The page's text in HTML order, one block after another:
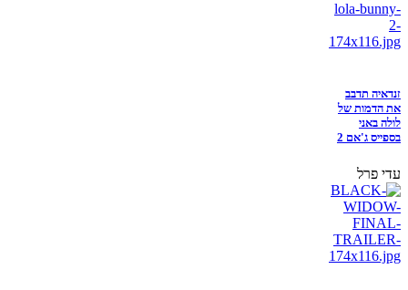
זנדאיה תדבב
את הדמות של
לולה באני
בספייס ג'אם 2
עדי פרל